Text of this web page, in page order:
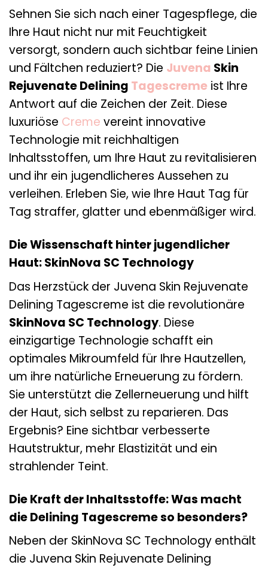
Sehnen Sie sich nach einer Tagespflege, die
Ihre Haut nicht nur mit Feuchtigkeit
versorgt, sondern auch sichtbar feine Linien
und Fältchen reduziert? Die Juvena Skin
Rejuvenate Delining Tagescreme ist Ihre
Antwort auf die Zeichen der Zeit. Diese
luxuriöse Creme vereint innovative
Technologie mit reichhaltigen
Inhaltsstoffen, um Ihre Haut zu revitalisieren
und ihr ein jugendlicheres Aussehen zu
verleihen. Erleben Sie, wie Ihre Haut Tag für
Tag straffer, glatter und ebenmäßiger wird.
Die Wissenschaft hinter jugendlicher
Haut: SkinNova SC Technology
Das Herzstück der Juvena Skin Rejuvenate
Delining Tagescreme ist die revolutionäre
SkinNova SC Technology. Diese
einzigartige Technologie schafft ein
optimales Mikroumfeld für Ihre Hautzellen,
um ihre natürliche Erneuerung zu fördern.
Sie unterstützt die Zellerneuerung und hilft
der Haut, sich selbst zu reparieren. Das
Ergebnis? Eine sichtbar verbesserte
Hautstruktur, mehr Elastizität und ein
strahlender Teint.
Die Kraft der Inhaltsstoffe: Was macht
die Delining Tagescreme so besonders?
Neben der SkinNova SC Technology enthält
die Juvena Skin Rejuvenate Delining